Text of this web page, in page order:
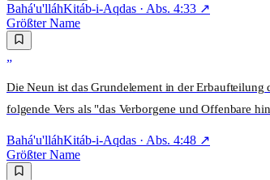
Bahá'u'lláhKitáb-i-Aqdas · Abs. 4:33 ↗
Größter Name
„
Die Neun ist das Grundelement in der
folgende Vers als "das Verborgene und Offenbare
Bahá'u'lláhKitáb-i-Aqdas · Abs. 4:48 ↗
Größter Name